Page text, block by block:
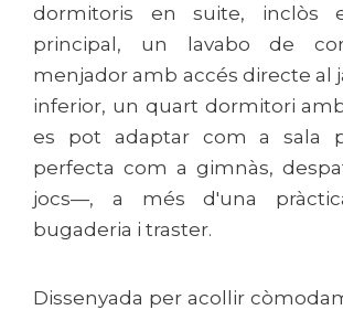
dormitoris en suite, inclòs
principal, un lavabo de
menjador amb accés directe al
inferior, un quart dormitori
es pot adaptar com a sala
perfecta com a gimnàs,
jocs—, a més d'una
bugaderia i traster.
Dissenyada per acollir